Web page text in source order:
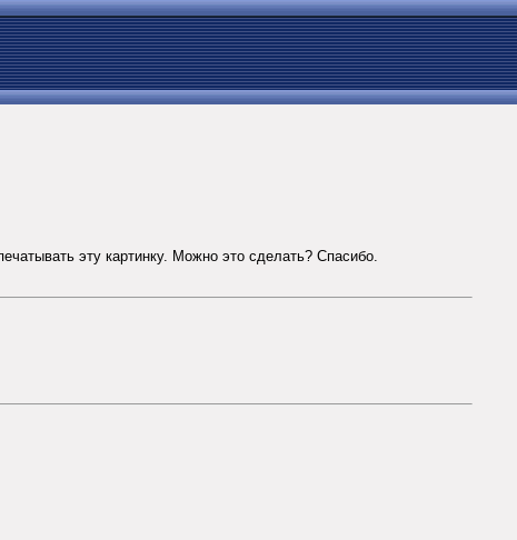
эту картинку. Можно это сделать? Спасибо.